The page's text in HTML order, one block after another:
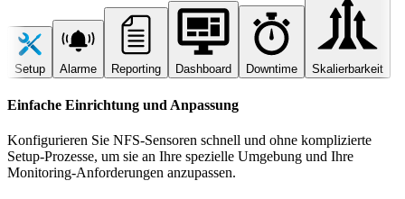
Setup Alarme Reporting Dashboard Downtime Skalierbarkeit
Einfache Einrichtung und Anpassung
Konfigurieren Sie NFS-Sensoren schnell und ohne komplizierte
Setup-Prozesse, um sie an Ihre spezielle Umgebung und Ihre
Monitoring-Anforderungen anzupassen.